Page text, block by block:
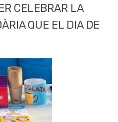
CELEBRAR LA
QUE EL DIA DE